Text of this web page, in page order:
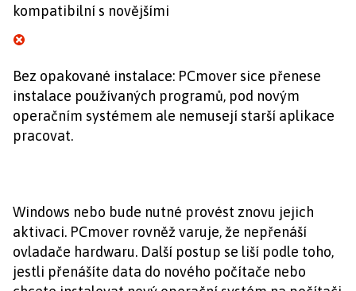
kompatibilní s novějšími
Bez opakované instalace: PCmover sice přenese
instalace používaných programů, pod novým
operačním systémem ale nemusejí starší aplikace
pracovat.
Windows nebo bude nutné provést znovu jejich
aktivaci. PCmover rovněž varuje, že nepřenáší
ovladače hardwaru. Další postup se liší podle toho,
jestli přenášíte data do nového počítače nebo